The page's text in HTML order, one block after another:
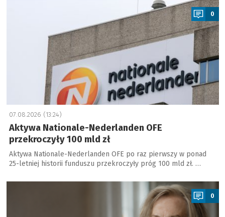
0
07.08.2026 (13:24)
Aktywa Nationale-Nederlanden OFE
przekroczyły 100 mld zł
Aktywa Nationale-Nederlanden OFE po raz pierwszy w ponad
25-letniej historii funduszu przekroczyły próg 100 mld zł. …
a
0